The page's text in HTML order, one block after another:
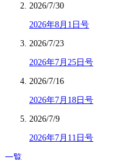
2026/7/30
2026年8月1日号
2026/7/23
2026年7月25日号
2026/7/16
2026年7月18日号
2026/7/9
2026年7月11日号
一覧